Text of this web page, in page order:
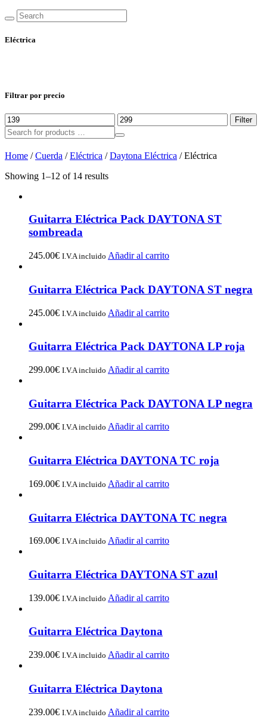
Eléctrica
Home /Cuerda /Eléctrica /Daytona Eléctrica / Eléctrica
Showing 1–12 of 14 results
Guitarra Eléctrica Pack DAYTONA ST
sombreada
245.00€ I.V.A incluido Añadir al carrito
Guitarra Eléctrica Pack DAYTONA ST negra
245.00€ I.V.A incluido Añadir al carrito
Guitarra Eléctrica Pack DAYTONA LP roja
299.00€ I.V.A incluido Añadir al carrito
Guitarra Eléctrica Pack DAYTONA LP negra
299.00€ I.V.A incluido Añadir al carrito
Guitarra Eléctrica DAYTONA TC roja
169.00€ I.V.A incluido Añadir al carrito
Guitarra Eléctrica DAYTONA TC negra
169.00€ I.V.A incluido Añadir al carrito
Guitarra Eléctrica DAYTONA ST azul
139.00€ I.V.A incluido Añadir al carrito
Guitarra Eléctrica Daytona
239.00€ I.V.A incluido Añadir al carrito
Guitarra Eléctrica Daytona
239.00€ I.V.A incluido Añadir al carrito
Filtrar por precio
Min
price
Max
price
Filter